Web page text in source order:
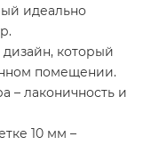
идеально
который
помещении.
– лаконичность и
10 мм –